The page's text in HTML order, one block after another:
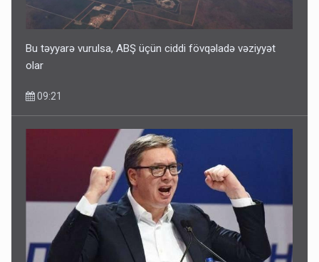
Bu təyyarə vurulsa, ABŞ üçün ciddi fövqəladə vəziyyət
olar
09:21